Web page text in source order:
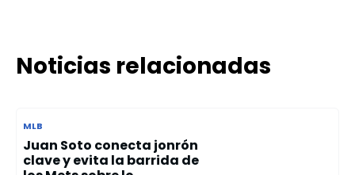
Noticias relacionadas
MLB
Juan Soto conecta jonrón
clave y evita la barrida de